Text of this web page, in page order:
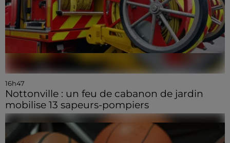
16h47
Nottonville : un feu de cabanon de jardin
mobilise 13 sapeurs-pompiers